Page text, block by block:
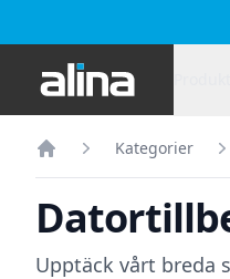
Alina.se
Hem
Kategorier
Upptäck vårt breda